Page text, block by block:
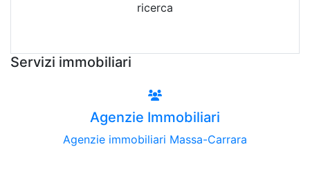
ricerca
Servizi immobiliari
Agenzie Immobiliari
Agenzie immobiliari Massa-Carrara